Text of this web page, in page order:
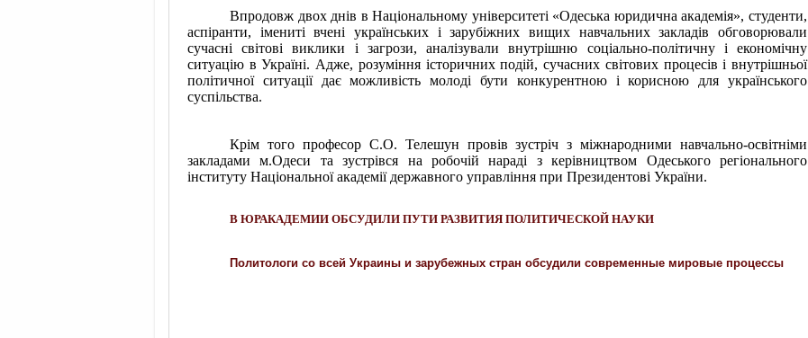
Впродовж двох днів в Національному університеті «Одеська юридична академія», студенти,
аспіранти, імениті вчені українських і зарубіжних вищих навчальних закладів обговорювали
сучасні світові виклики і загрози, аналізували внутрішню соціально-політичну і економічну
ситуацію в Україні. Адже, розуміння історичних подій, сучасних світових процесів і внутрішньої
політичної ситуації дає можливість молоді бути конкурентною і корисною для українського
суспільства.
Крім того професор С.О. Телешун провів зустріч з міжнародними навчально-освітніми
закладами м.Одеси та зустрівся на робочій нараді з керівництвом Одеського регіонального
інституту Національної академії державного управління при Президентові України.
В ЮРАКАДЕМИИ ОБСУДИЛИ ПУТИ РАЗВИТИЯ ПОЛИТИЧЕСКОЙ НАУКИ
Политологи со всей Украины и зарубежных стран обсудили современные мировые процессы